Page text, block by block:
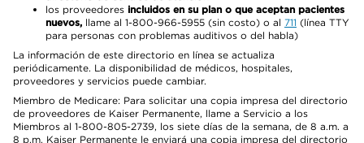
los proveedores incluidos en su plan o que aceptan pacientes
nuevos, llame al 1-800-966-5955 (sin costo) o al 711 (línea TTY
para personas con problemas auditivos o del habla)
La información de este directorio en línea se actualiza
periódicamente. La disponibilidad de médicos, hospitales,
proveedores y servicios puede cambiar.
Miembro de Medicare: Para solicitar una copia impresa del directorio
de proveedores de Kaiser Permanente, llame a Servicio a los
Miembros al 1-800-805-2739, los siete días de la semana, de 8 a.m. a
8 p.m. Kaiser Permanente le enviará una copia impresa del directorio